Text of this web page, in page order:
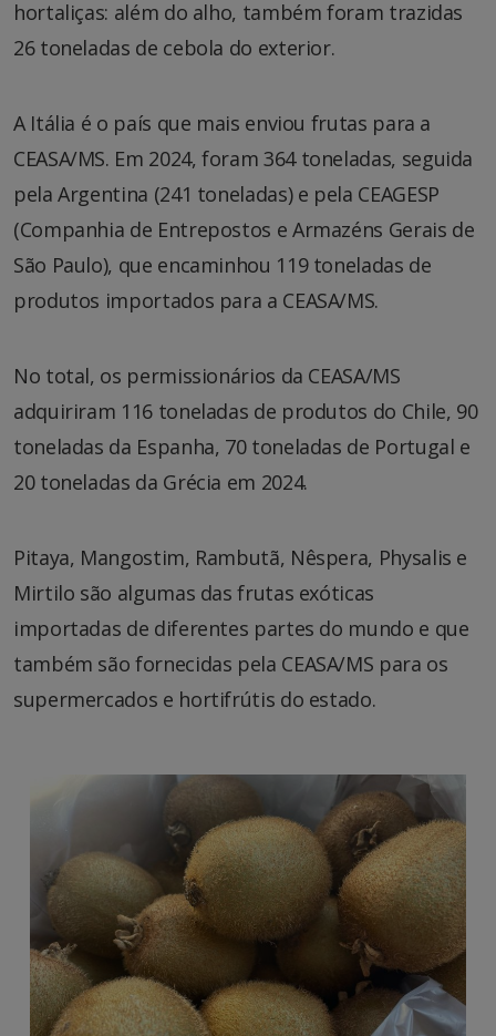
hortaliças: além do alho, também foram trazidas
26 toneladas de cebola do exterior.
A Itália é o país que mais enviou frutas para a
CEASA/MS. Em 2024, foram 364 toneladas, seguida
pela Argentina (241 toneladas) e pela CEAGESP
(Companhia de Entrepostos e Armazéns Gerais de
São Paulo), que encaminhou 119 toneladas de
produtos importados para a CEASA/MS.
No total, os permissionários da CEASA/MS
adquiriram 116 toneladas de produtos do Chile, 90
toneladas da Espanha, 70 toneladas de Portugal e
20 toneladas da Grécia em 2024.
Pitaya, Mangostim, Rambutã, Nêspera, Physalis e
Mirtilo são algumas das frutas exóticas
importadas de diferentes partes do mundo e que
também são fornecidas pela CEASA/MS para os
supermercados e hortifrútis do estado.